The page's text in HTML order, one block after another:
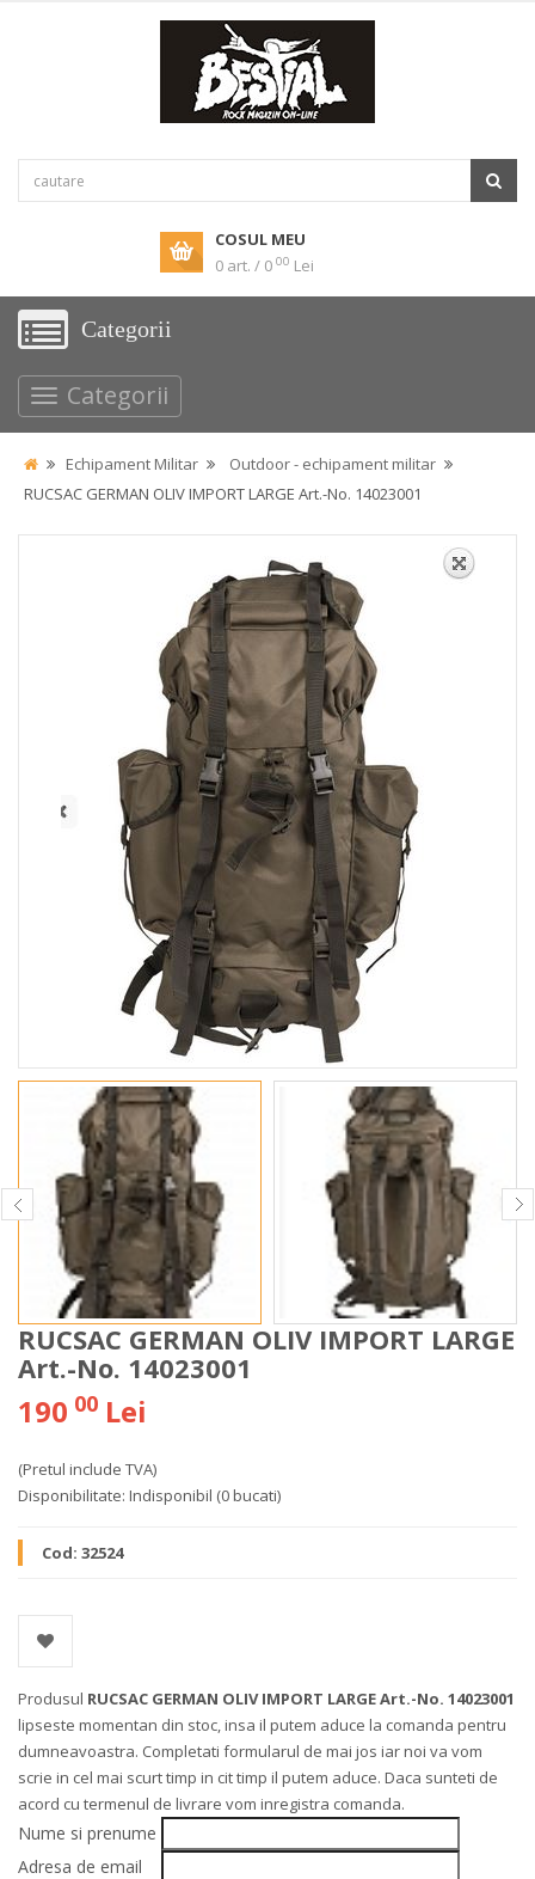
COSUL MEU
0 art. / 0 00 Lei
Categorii
Categorii
Echipament Militar
Outdoor - echipament militar
RUCSAC GERMAN OLIV IMPORT LARGE Art.-No. 14023001
RUCSAC GERMAN OLIV IMPORT LARGE
Art.-No. 14023001
190 00 Lei
(Pretul include TVA)
Disponibilitate: Indisponibil (0 bucati)
Cod: 32524
Produsul RUCSAC GERMAN OLIV IMPORT LARGE Art.-No. 14023001
lipseste momentan din stoc, insa il putem aduce la comanda pentru
dumneavoastra. Completati formularul de mai jos iar noi va vom
scrie in cel mai scurt timp in cit timp il putem aduce. Daca sunteti de
acord cu termenul de livrare vom inregistra comanda.
Nume si prenume
Adresa de email